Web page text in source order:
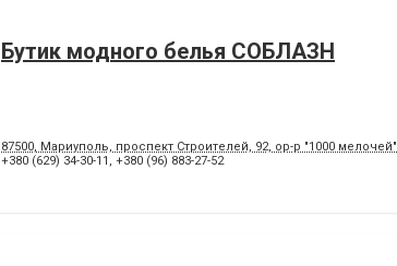
Бутик модного белья СОБЛАЗН
87500, Мариуполь, проспект Строителей, 92, ор-р "1000 мелочей"
+380 (629) 34-30-11 , +380 (96) 883-27-52